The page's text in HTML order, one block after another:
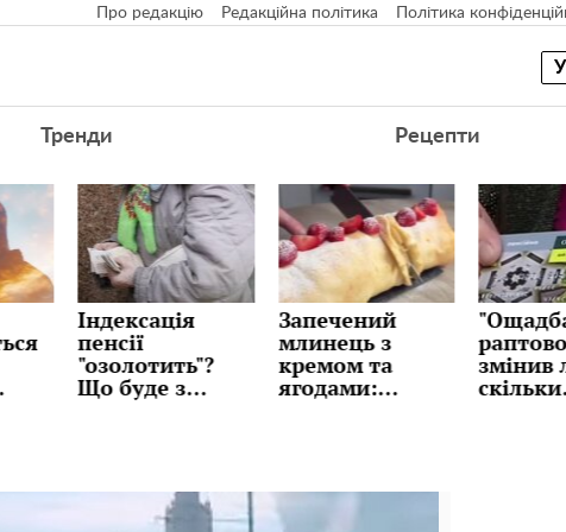
Про редакцію Редакційна політика Політика
Тренди Рецепти
Запечений
млинець з
кремом та
ягодами:
десерт без
"Ощадбанк"
раптово
змінив ліміти:
скільки
Долар